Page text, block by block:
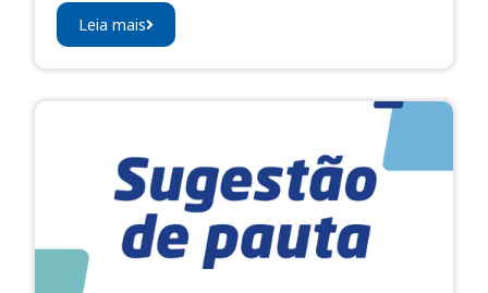
Leia mais